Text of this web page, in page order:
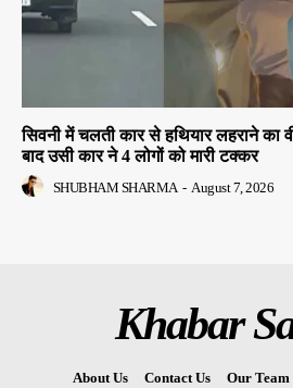
सिवनी में चलती कार से हथियार लहराने का
बाद उसी कार ने 4 लोगों को मारी टक्कर
SHUBHAM SHARMA - August 7, 2026
Khabar
About Us Contact Us Our Team